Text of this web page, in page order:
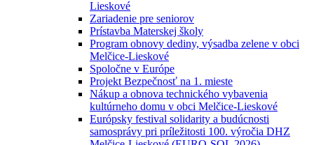
Lieskové
Zariadenie pre seniorov
Prístavba Materskej školy
Program obnovy dediny, výsadba zelene v obci
Melčice-Lieskové
Spoločne v Európe
Projekt Bezpečnosť na 1. mieste
Nákup a obnova technického vybavenia
kultúrneho domu v obci Melčice-Lieskové
Európsky festival solidarity a budúcnosti
samosprávy pri príležitosti 100. výročia DHZ